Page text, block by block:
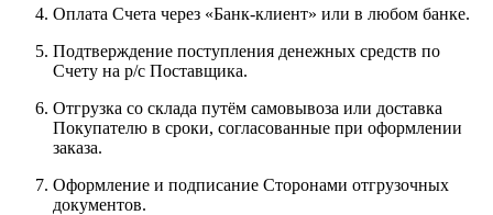
Оплата Счета через «Банк-клиент» или в любом банке.
Подтверждение поступления денежных средств по
Счету на р/с Поставщика.
Отгрузка со склада путём самовывоза или доставка
Покупателю в сроки, согласованные при оформлении
заказа.
Оформление и подписание Сторонами отгрузочных
документов.